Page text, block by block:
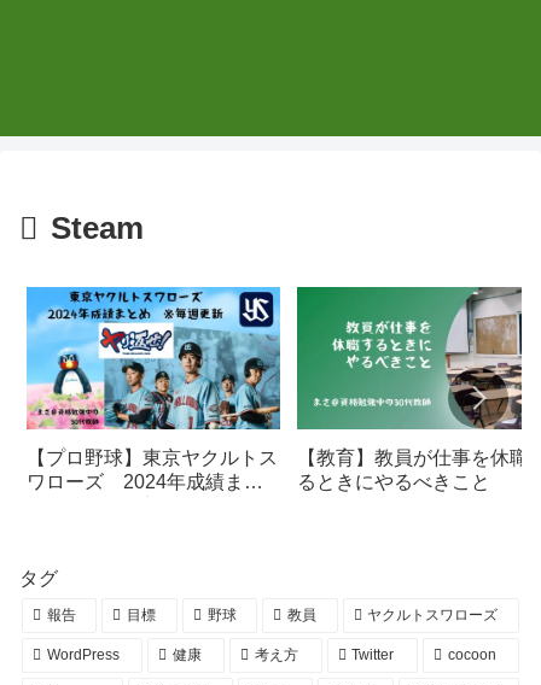
Steam
【プロ野球】東京ヤクルトス
ワローズ 2024年成績まと
【教育】教員が仕事を休職
るときにやるべきこと
タグ
報告 目標 野球 教員 ヤクルトスワローズ
WordPress 健康 考え方 Twitter cocoon